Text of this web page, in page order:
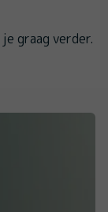
graag verder.